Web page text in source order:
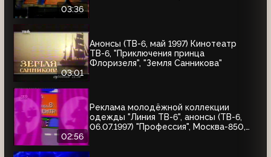
03:36
03:01
Анонсы (ТВ-6, май 1997) Кинотеатр
ТВ-6, "Приключения принца
Флоризеля", "Земля Санникова"
02:56
Реклама молодёжной коллекции
одежды "Линия ТВ-6", анонсы (ТВ-6,
06.07.1997) "Профессия", Москва-850,